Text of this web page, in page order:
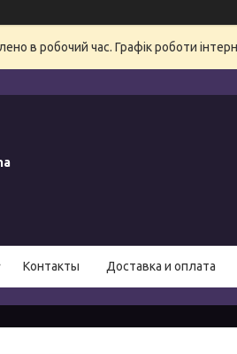
в робочий час. Графік роботи
Контакты Доставка и оплата